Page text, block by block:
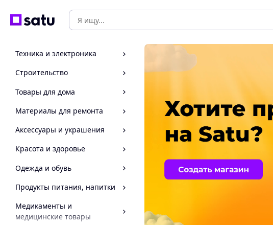
Техника и электроника
Строительство
Товары для дома
Материалы для ремонта
Аксессуары и украшения
Красота и здоровье
Одежда и обувь
Продукты питания, напитки
Медикаменты и
медицинские товары